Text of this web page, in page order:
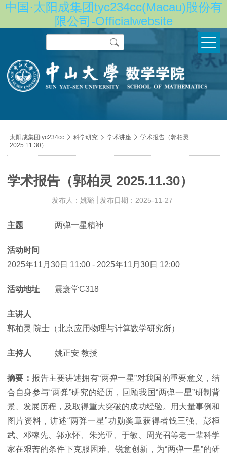
中国·太阳成集团tyc234cc(Macau)股份有
限公司-Officialwebsite
导
航
迹
太阳成集团tyc234cc  科学研究  学术讲座  学术报告（郭柏灵
2025.11.30）
学术报告（郭柏灵 2025.11.30）
发布人：姚璐 发布日期：2025-11-27
主题 两弹一星精神
活动时间
2025年11月30日 11:00 - 2025年11月30日 12:00
活动地址 震寰堂C318
主讲人
郭柏灵 院士（北京应用物理与计算数学研究所）
主持人 姚正安 教授
摘要：报告主要讲述拥有“两弹一星”对我国的重要意义，结
合自身参与“两弹”研究的经历，回顾我国“两弹一星”研制背
景、发展历程，及取得重大突破的成功经验。用大量事例和
图片资料，讲述“两弹一星”功勋奖章获得者钱三强、彭桓
武、邓稼先、郭永怀、朱光亚、于敏、周光召等老一辈科学
家在艰苦的条件下克服困难、锐意创新，为“两弹一星”的研